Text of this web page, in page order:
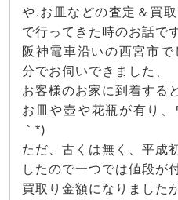
や.お皿などの査定＆買
で行ってきた時のお話で
阪神電車沿いの西宮市
分でお伺いできました、
お客様のお家に到着する
お皿や壺や花瓶が有り
｀*)
ただ、古くは無く、平成
したので一つでは値段が
買取り金額になりました